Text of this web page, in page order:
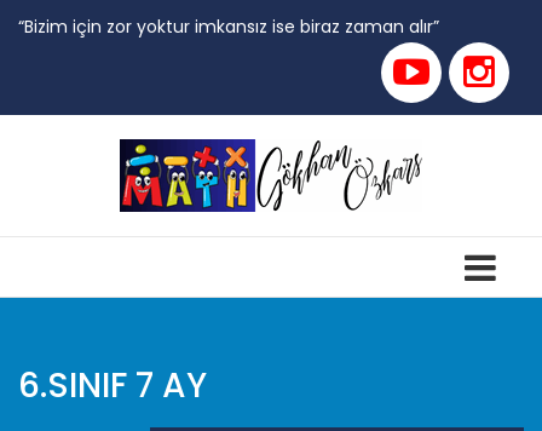
“Bizim için zor yoktur imkansız ise biraz zaman alır”
6.SINIF 7 AY